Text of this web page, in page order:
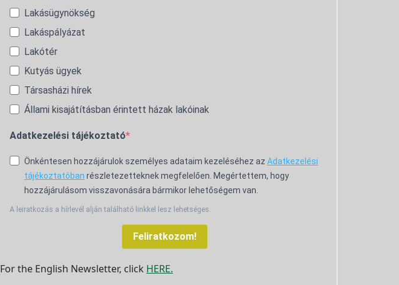
Lakásügynökség
Lakáspályázat
Lakótér
Kutyás ügyek
Társasházi hírek
Állami kisajátításban érintett házak lakóinak
Adatkezelési tájékoztató
Önkéntesen hozzájárulok személyes adataim kezeléséhez az Adatkezelési
tájékoztatóban részletezetteknek megfelelően. Megértettem, hogy
hozzájárulásom visszavonására bármikor lehetőségem van.
A leiratkozás a hírlevél alján található linkkel lesz lehetséges.
Feliratkozom!
For the English Newsletter, click HERE.